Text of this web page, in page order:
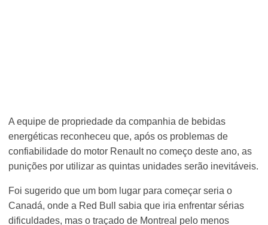
A equipe de propriedade da companhia de bebidas
energéticas reconheceu que, após os problemas de
confiabilidade do motor Renault no começo deste ano, as
punições por utilizar as quintas unidades serão inevitáveis.
Foi sugerido que um bom lugar para começar seria o
Canadá, onde a Red Bull sabia que iria enfrentar sérias
dificuldades, mas o traçado de Montreal pelo menos